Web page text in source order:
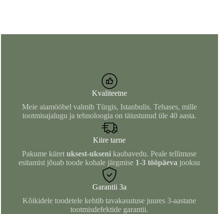
Kvaliteetne
Meie aiamööbel valmib Türgis, Istanbulis. Tehases, mille
tootmisajalugu ja tehnoloogia on täiustunud üle 40 aasta.
Kiire tarne
Pakume kiiretuksest-ukseni kaubavedu. Peale tellimuse
esitamist jõuab toode kohale järgmise 1-3 tööpäeva jooksu
Garantii 3a
Kõikidele toodetele kehtib tavakasutuse juures 3-aastane
tootmisdefektide garantii.